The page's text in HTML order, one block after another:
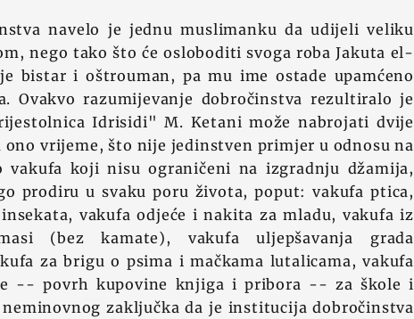
navelo je jednu muslimanku da udijeli veliku
nego tako što će osloboditi svoga roba Jakuta el-
bistar i oštrouman, pa mu ime ostade upamćeno
Ovakvo razumijevanje dobročinstva rezultiralo je
Idrisidi" M. Ketani može nabrojati dvije
vrijeme, što nije jedinstven primjer u odnosu na
koji nisu ograničeni na izgradnju džamija,
prodiru u svaku poru života, poput: vakufa ptica,
vakufa odjeće i nakita za mladu, vakufa iz
(bez kamate), vakufa uljepšavanja grada
za brigu o psima i mačkama lutalicama, vakufa
-- povrh kupovine knjiga i pribora -- za škole i
zaključka da je institucija dobročinstva